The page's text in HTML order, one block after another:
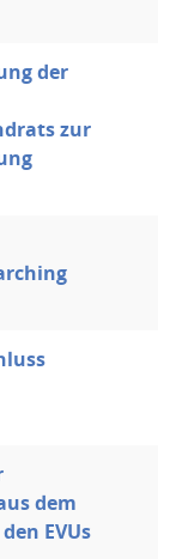
der
zur
dem
EVUs